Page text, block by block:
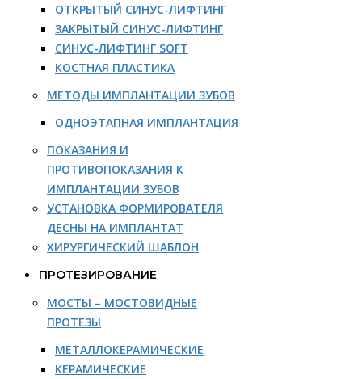
ОТКРЫТЫЙ СИНУС-ЛИФТИНГ
ЗАКРЫТЫЙ СИНУС-ЛИФТИНГ
СИНУС-ЛИФТИНГ SOFT
КОСТНАЯ ПЛАСТИКА
МЕТОДЫ ИМПЛАНТАЦИИ ЗУБОВ
ОДНОЭТАПНАЯ ИМПЛАНТАЦИЯ
ПОКАЗАНИЯ И
ПРОТИВОПОКАЗАНИЯ К
ИМПЛАНТАЦИИ ЗУБОВ
УСТАНОВКА ФОРМИРОВАТЕЛЯ
ДЕСНЫ НА ИМПЛАНТАТ
ХИРУРГИЧЕСКИЙ ШАБЛОН
ПРОТЕЗИРОВАНИЕ
МОСТЫ – МОСТОВИДНЫЕ
ПРОТЕЗЫ
МЕТАЛЛОКЕРАМИЧЕСКИЕ
КЕРАМИЧЕСКИЕ